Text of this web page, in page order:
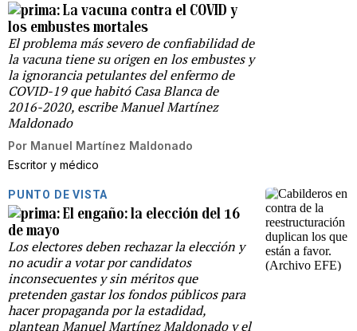
La vacuna contra el COVID y
los embustes mortales
El problema más severo de confiabilidad de
la vacuna tiene su origen en los embustes y
la ignorancia petulantes del enfermo de
COVID-19 que habitó Casa Blanca de
2016-2020, escribe Manuel Martínez
Maldonado
Por Manuel Martínez Maldonado
Escritor y médico
PUNTO DE VISTA
El engaño: la elección del 16
de mayo
Los electores deben rechazar la elección y
no acudir a votar por candidatos
inconsecuentes y sin méritos que
pretenden gastar los fondos públicos para
hacer propaganda por la estadidad,
plantean Manuel Martínez Maldonado y el